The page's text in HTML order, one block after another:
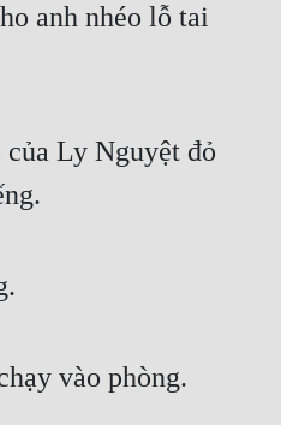
anh nhéo lỗ tai
Ly Nguyệt đỏ
vào phòng.